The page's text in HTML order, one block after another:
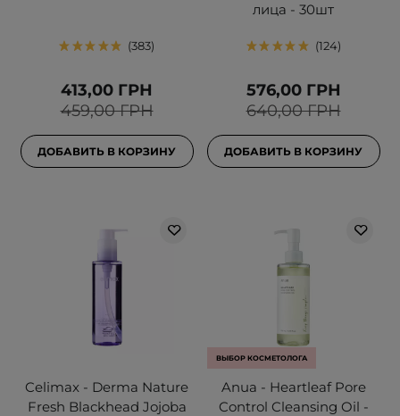
383
459,00 ГРН
413,00 ГРН
ДОБАВИТЬ В КОРЗИНУ
лица - 30шт
124
640,00 ГРН
576,00 ГРН
ДОБАВИТЬ В КОРЗИНУ
Celimax - Derma Nature
Fresh Blackhead Jojoba
ВЫБОР КОСМЕТОЛОГА
Anua - Heartleaf Pore
Control Cleansing Oil -